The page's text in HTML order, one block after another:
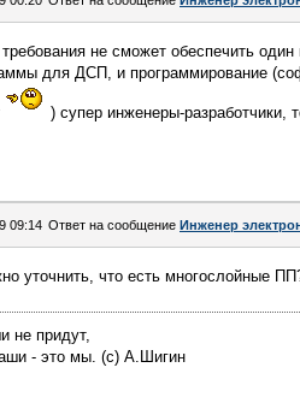
требования не сможет обеспечить
для ДСП, и программирование
) супер инженеры-
09:14 Ответ на сообщение Инженер
уточнить, что есть многослойные
не придут,
- это мы. (с) А.Шигин